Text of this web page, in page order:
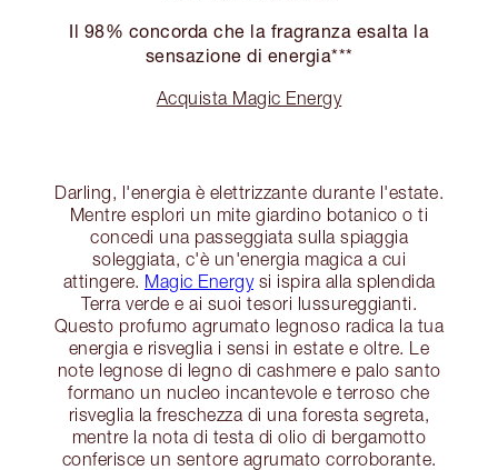
Il 98% concorda che la fragranza esalta la
sensazione di energia***
Acquista Magic Energy
Darling, l'energia è elettrizzante durante l'estate.
Mentre esplori un mite giardino botanico o ti
concedi una passeggiata sulla spiaggia
soleggiata, c'è un'energia magica a cui
attingere. Magic Energysi ispira alla splendida
Terra verde e ai suoi tesori lussureggianti.
Questo profumo agrumato legnoso radica la tua
energia e risveglia i sensi in estate e oltre. Le
note legnose di legno di cashmere e palo santo
formano un nucleo incantevole e terroso che
risveglia la freschezza di una foresta segreta,
mentre la nota di testa di olio di bergamotto
conferisce un sentore agrumato corroborante.